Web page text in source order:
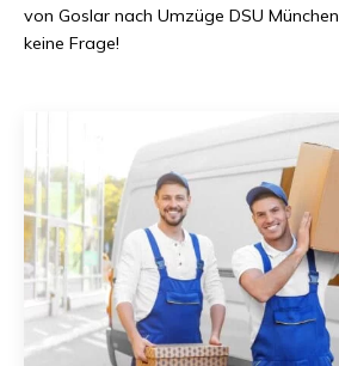
von Goslar nach Umzüge DSU München
keine Frage!